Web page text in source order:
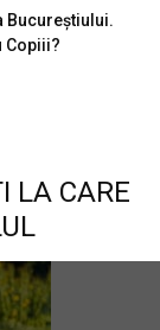
Bucureştiului.
Copiii?
LA CARE